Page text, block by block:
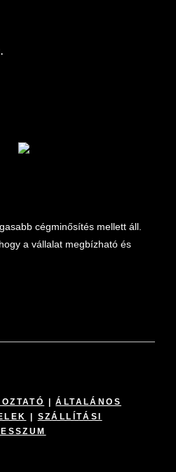
cégminősítés mellett áll.
a vállalat megbízható és
|ÁLTALÁNOS
SZÁLLÍTÁSI